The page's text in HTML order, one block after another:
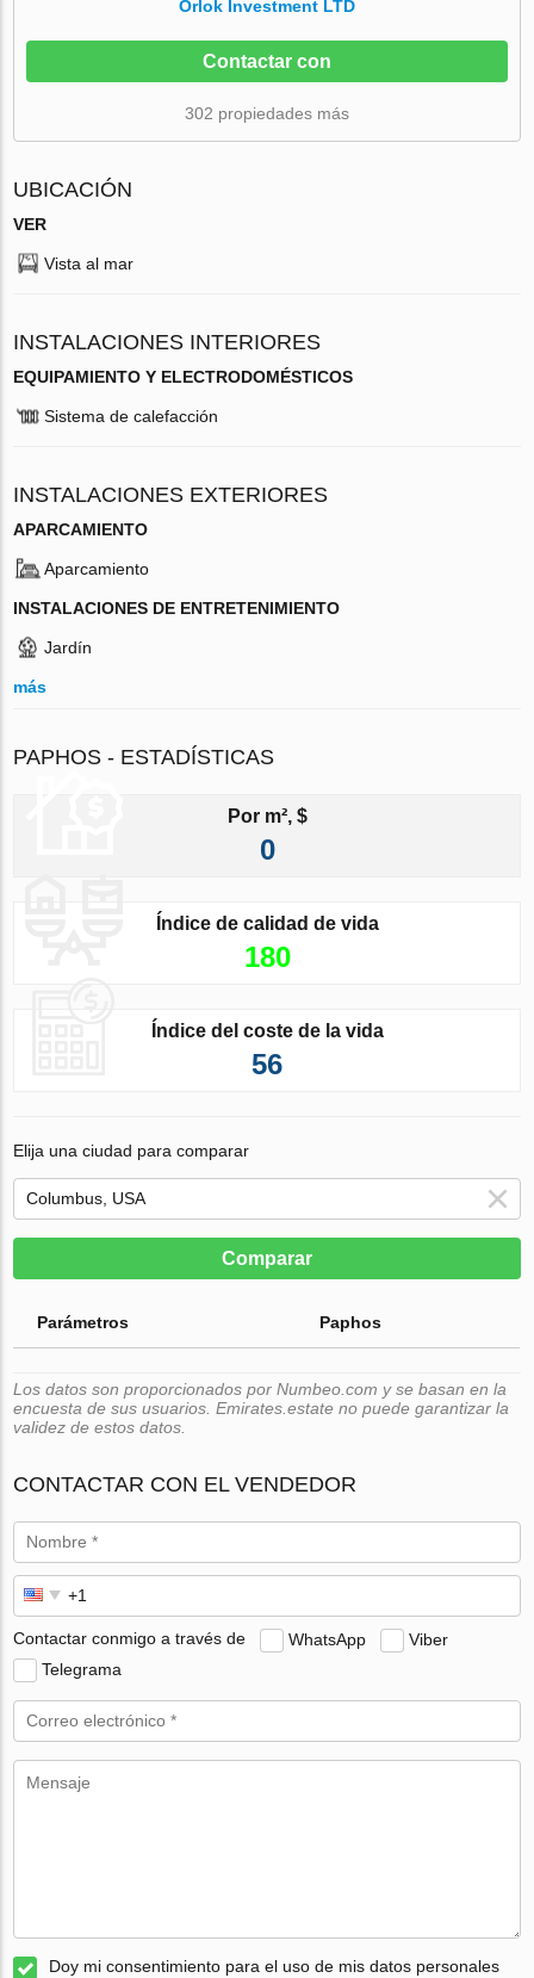
Orlok Investment LTD
Contactar con
302 propiedades más
UBICACIÓN
VER
Vista al mar
INSTALACIONES INTERIORES
EQUIPAMIENTO Y ELECTRODOMÉSTICOS
Sistema de calefacción
INSTALACIONES EXTERIORES
APARCAMIENTO
Aparcamiento
INSTALACIONES DE ENTRETENIMIENTO
Jardín
más
PAPHOS - ESTADÍSTICAS
Por m², $
0
Índice de calidad de vida
180
Índice del coste de la vida
56
Elija una ciudad para comparar
Comparar
Parámetros Paphos
Los datos son proporcionados por Numbeo.com y se basan en la
encuesta de sus usuarios. Emirates.estate no puede garantizar la
validez de estos datos.
CONTACTAR CON EL VENDEDOR
Contactar conmigo a través de WhatsApp
Viber
Telegrama
Doy mi consentimiento para el uso de mis datos personales